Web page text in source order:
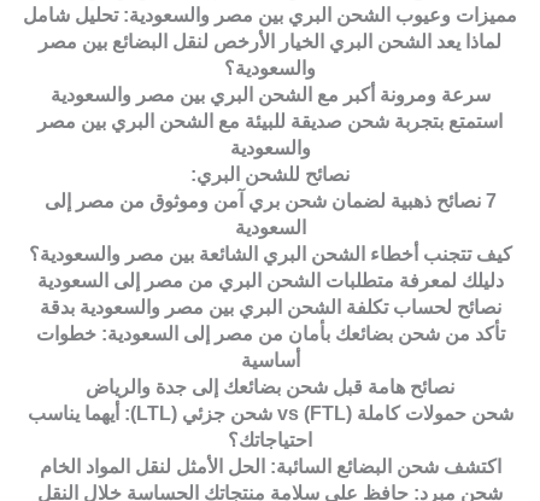
مميزات وعيوب الشحن البري بين مصر والسعودية: تحليل شامل
لماذا يعد الشحن البري الخيار الأرخص لنقل البضائع بين مصر
والسعودية؟
سرعة ومرونة أكبر مع الشحن البري بين مصر والسعودية
استمتع بتجربة شحن صديقة للبيئة مع الشحن البري بين مصر
والسعودية
نصائح للشحن البري:
7 نصائح ذهبية لضمان شحن بري آمن وموثوق من مصر إلى
السعودية
كيف تتجنب أخطاء الشحن البري الشائعة بين مصر والسعودية؟
دليلك لمعرفة متطلبات الشحن البري من مصر إلى السعودية
نصائح لحساب تكلفة الشحن البري بين مصر والسعودية بدقة
تأكد من شحن بضائعك بأمان من مصر إلى السعودية: خطوات
أساسية
نصائح هامة قبل شحن بضائعك إلى جدة والرياض
شحن حمولات كاملة (FTL) vs شحن جزئي (LTL): أيهما يناسب
احتياجاتك؟
اكتشف شحن البضائع السائبة: الحل الأمثل لنقل المواد الخام
شحن مبرد: حافظ على سلامة منتجاتك الحساسة خلال النقل